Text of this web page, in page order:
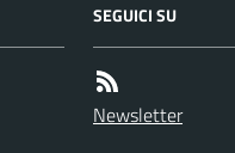
SEGUICI SU
Newsletter